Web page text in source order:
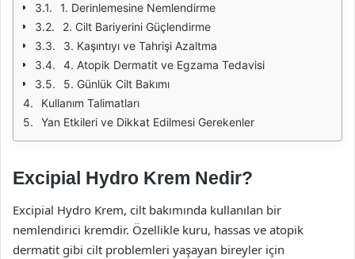
1. Derinlemesine Nemlendirme
2. Cilt Bariyerini Güçlendirme
3. Kaşıntıyı ve Tahrişi Azaltma
4. Atopik Dermatit ve Egzama Tedavisi
5. Günlük Cilt Bakımı
Kullanım Talimatları
Yan Etkileri ve Dikkat Edilmesi Gerekenler
Excipial Hydro Krem Nedir?
Excipial Hydro Krem, cilt bakımında kullanılan bir
nemlendirici kremdir. Özellikle kuru, hassas ve atopik
dermatit gibi cilt problemleri yaşayan bireyler için